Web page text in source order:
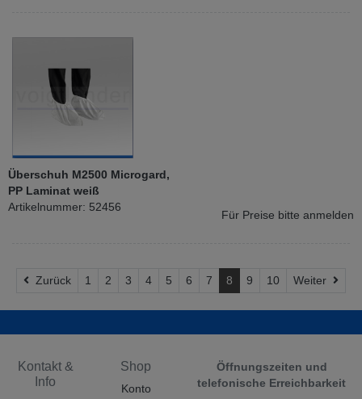
Überschuh M2500 Microgard,
PP Laminat weiß
Artikelnummer: 52456
Für Preise bitte anmelden
ZurückZurück
1 2 3 4 5 6 7 8 9 10 Weiter
Kontakt &
Info
Shop
Konto
Öffnungszeiten und
telefonische Erreichbarkeit